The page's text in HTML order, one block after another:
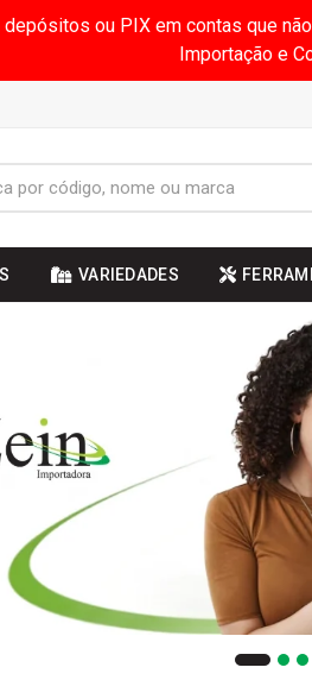
depósitos ou PIX em contas que
Importação e
VARIEDADES